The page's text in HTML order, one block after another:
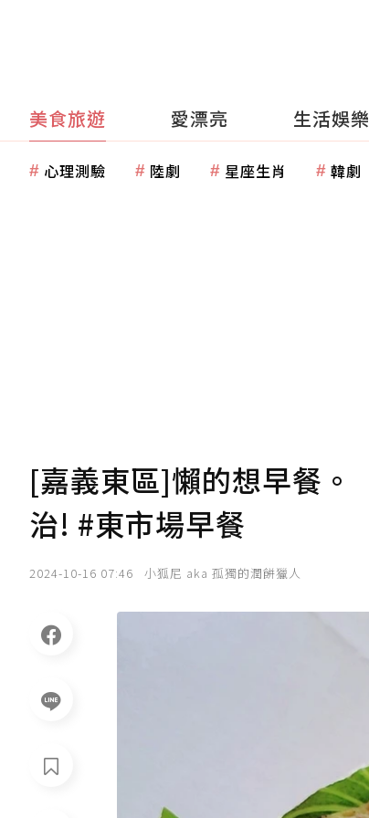
美食旅遊 愛漂亮 生活娛樂
心理測驗 陸劇 星座生肖 韓劇
[嘉義東區]懶的想早餐。
治! #東市場早餐
2024-10-16 07:46 小狐尼 aka 孤獨的潤餅獵人